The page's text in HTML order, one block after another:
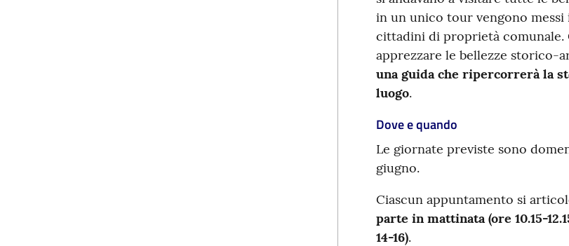
in un unico tour vengono
cittadini di proprietà
apprezzare le bellezze storico-
una guida che ripercorrerà la
luogo.
Dove e quando
Le giornate previste sono
giugno.
Ciascun appuntamento si
parte in mattinata (ore 10.15-
14-16).